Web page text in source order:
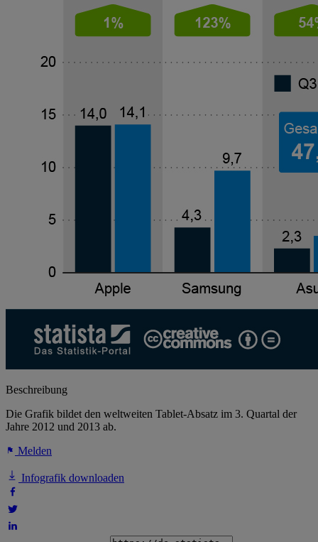
Beschreibung
Die Grafik bildet den weltweiten Tablet-Absatz im 3. Quartal der
Jahre 2012 und 2013 ab.
Melden
Infografik downloaden